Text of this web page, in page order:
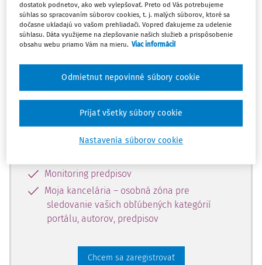
Celý odborný obsah z tejto oblasti je
dostupný predplatiteľom portálu.
obsahu a získajte prístup na 10 dní
zdarma, stačí sa len zaregistrovať.
Vďaka registrácii získate prístup aj k
vybranému obsahu:
Monitoring predpisov
Moja kancelária – osobná zóna pre
sledovanie vašich obľúbených kategórií
portálu, autorov, predpisov
Chcem sa zaregistrovať
dostatok podnetov, ako web vylepšovať. Preto od Vás potrebujeme
súhlas so spracovaním súborov cookies, t. j. malých súborov, ktoré sa
dočasne ukladajú vo vašom prehliadači. Vopred ďakujeme za udelenie
súhlasu. Dáta využijeme na zlepšovanie našich služieb a prispôsobenie
obsahu webu priamo Vám na mieru. Viac informácií
Nastavenia súborov cookie
Odmietnut nepovinné súbory cookie
Prijať všetky súbory cookie